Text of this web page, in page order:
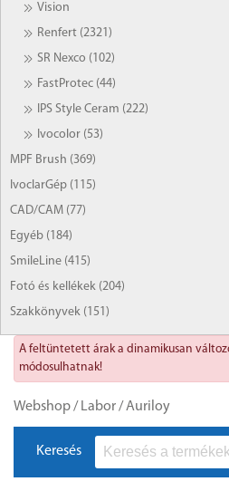
Vision
Renfert (2321)
SR Nexco (102)
FastProtec (44)
IPS Style Ceram (222)
Ivocolor (53)
MPF Brush (369)
IvoclarGép (115)
CAD/CAM (77)
Egyéb (184)
SmileLine (415)
Fotó és kellékek (204)
Szakkönyvek (151)
A feltüntetett árak a dinamikusan
módosulhatnak!
Webshop/ Labor/Auriloy
Keresés